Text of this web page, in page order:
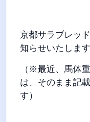
京都サラブレッ
知らせいたします
（※最近、馬体
は、そのまま記
す）